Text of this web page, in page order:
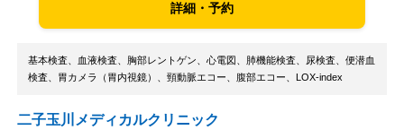
詳細・予約
基本検査、血液検査、胸部レントゲン、心電図、肺機能検査、尿検査、便潜血
検査、胃カメラ（胃内視鏡）、頸動脈エコー、腹部エコー、LOX-index
二子玉川メディカルクリニック